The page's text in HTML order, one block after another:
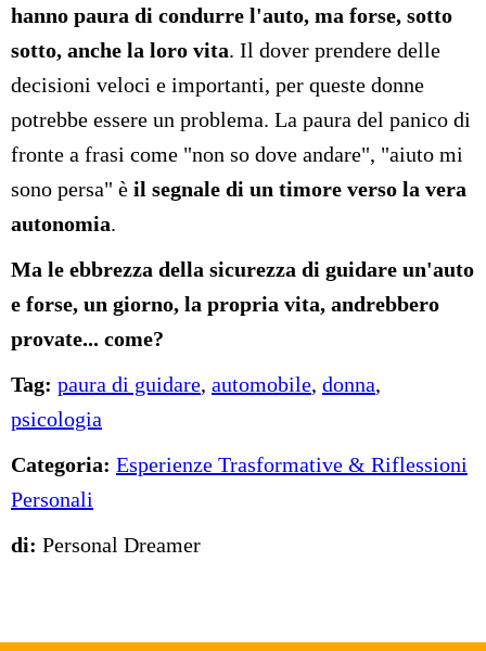
hanno paura di condurre l'auto, ma forse, sotto
sotto, anche la loro vita. Il dover prendere delle
decisioni veloci e importanti, per queste donne
potrebbe essere un problema. La paura del panico di
fronte a frasi come "non so dove andare", "aiuto mi
sono persa" è il segnale di un timore verso la vera
autonomia.
Ma le ebbrezza della sicurezza di guidare un'auto
e forse, un giorno, la propria vita, andrebbero
provate... come?
Tag: paura di guidare, automobile, donna,
psicologia
Categoria: Esperienze Trasformative & Riflessioni
Personali
di: Personal Dreamer